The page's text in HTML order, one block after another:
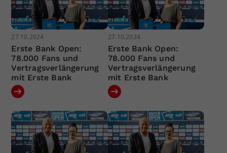
27.10.2024
Erste Bank Open:
78.000 Fans und
Vertragsverlängerung
mit Erste Bank
27.10.2024
Erste Bank Open:
78.000 Fans und
Vertragsverlängerung
mit Erste Bank